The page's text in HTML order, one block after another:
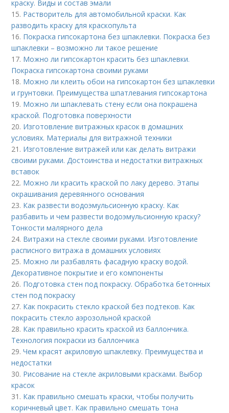
краску. Виды и состав эмали
15. Растворитель для автомобильной краски. Как
разводить краску для краскопульта
16. Покраска гипсокартона без шпаклевки. Покраска без
шпаклевки – возможно ли такое решение
17. Можно ли гипсокартон красить без шпаклевки.
Покраска гипсокартона своими руками
18. Можно ли клеить обои на гипсокартон без шпаклевки
и грунтовки. Преимущества шпатлевания гипсокартона
19. Можно ли шпаклевать стену если она покрашена
краской. Подготовка поверхности
20. Изготовление витражных красок в домашних
условиях. Материалы для витражной техники
21. Изготовление витражей или как делать витражи
своими руками. Достоинства и недостатки витражных
вставок
22. Можно ли красить краской по лаку дерево. Этапы
окрашивания деревянного основания
23. Как развести водоэмульсионную краску. Как
разбавить и чем развести водоэмульсионную краску?
Тонкости малярного дела
24. Витражи на стекле своими руками. Изготовление
расписного витража в домашних условиях
25. Можно ли разбавлять фасадную краску водой.
Декоративное покрытие и его компоненты
26. Подготовка стен под покраску. Обработка бетонных
стен под покраску
27. Как покрасить стекло краской без подтеков. Как
покрасить стекло аэрозольной краской
28. Как правильно красить краской из баллончика.
Технология покраски из баллончика
29.Чем красят акриловую шпаклевку. Преимущества и
недостатки
30. Рисование на стекле акриловыми красками. Выбор
красок
31. Как правильно смешать краски, чтобы получить
коричневый цвет. Как правильно смешать тона